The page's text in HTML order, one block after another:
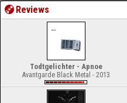
Reviews
Todtgelichter - Apnoe
Avantgarde Black Metal - 2013